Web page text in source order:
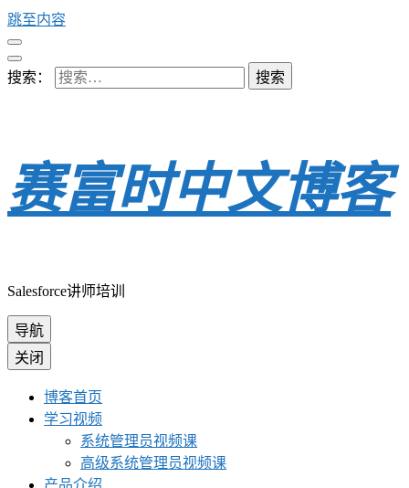
跳至内容
搜索：
赛富时中文博客
Salesforce讲师培训
导航
关闭
博客首页
学习视频
系统管理员视频课
高级系统管理员视频课
产品介绍